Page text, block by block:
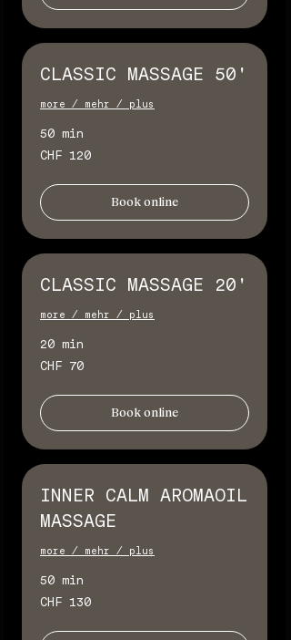
CLASSIC MASSAGE 50'
more / mehr / plus
50 min
120
Schweizer
CHF 120
Book online
CLASSIC MASSAGE 20'
more / mehr / plus
20 min
70
Schweizer
CHF 70
Book online
INNER CALM AROMAOIL
MASSAGE
more / mehr / plus
50 min
130
Schweizer
CHF 130